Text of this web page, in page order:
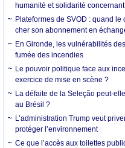
humanité et solidarité
Plateformes de SVOD : quand
cher son abonnement en
En Gironde, les vulnérabilités
fumée des incendies
Le pouvoir politique face aux
exercice de mise en scène ?
La défaite de la Seleção peut-
au Brésil ?
L’administration Trump veut
protéger l’environnement
Ce que l’accès aux toilettes